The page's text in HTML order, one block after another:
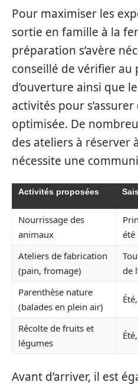
Pour maximiser les
sortie en famille à la
préparation s’avère
conseillé de vérifier au
d’ouverture ainsi que
activités pour s’assurer
optimisée. De
des ateliers à réserver
nécessite une
Activités proposées
Nourrissage des
animaux
été
Ateliers de fabrication
(pain, fromage)
de
Parenthèse nature
(balades en plein air)
Récolte de fruits et
légumes
Avant d’arriver, il est